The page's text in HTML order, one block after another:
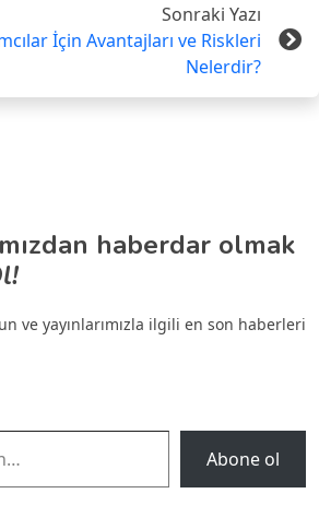
Sonraki Yazı
İçin Avantajları ve Riskleri
Nelerdir?
haberdar olmak
ve yayınlarımızla ilgili en son haberleri
Abone ol